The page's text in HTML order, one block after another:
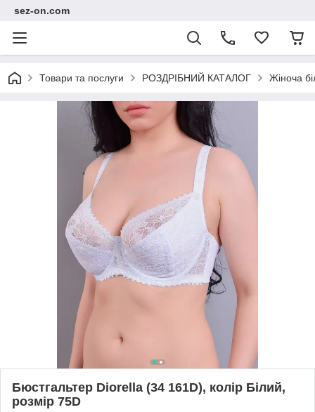
sez-on.com
Товари та послуги РОЗДРІБНИЙ КАТАЛОГ Жіноча
Бюстгальтер Diorella (34 161D), колір Білий,
розмір 75D